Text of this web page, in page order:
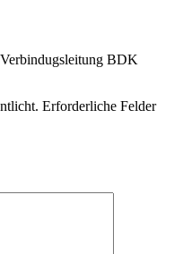
BDK
Erforderliche Felder